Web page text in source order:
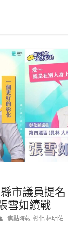
市議員提
雪如續戰
焦點時報-彰化 林明佑